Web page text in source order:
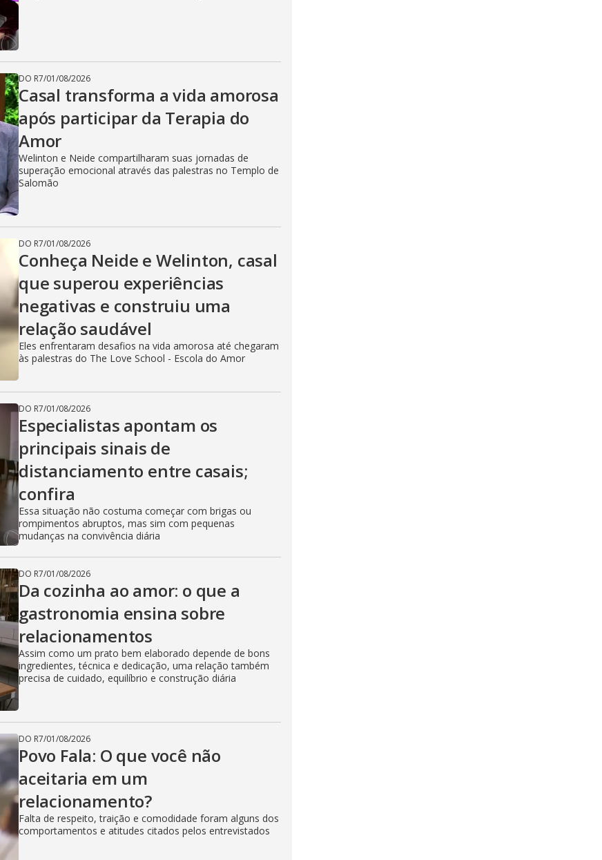
DO R7/01/08/2026
Casal transforma a vida amorosa
após participar da Terapia do
Amor
Welinton e Neide compartilharam suas jornadas de
superação emocional através das palestras no Templo de
Salomão
DO R7/01/08/2026
Conheça Neide e Welinton, casal
que superou experiências
negativas e construiu uma
relação saudável
Eles enfrentaram desafios na vida amorosa até chegaram
às palestras do The Love School - Escola do Amor
DO R7/01/08/2026
Especialistas apontam os
principais sinais de
distanciamento entre casais;
confira
Essa situação não costuma começar com brigas ou
rompimentos abruptos, mas sim com pequenas
mudanças na convivência diária
DO R7/01/08/2026
Da cozinha ao amor: o que a
gastronomia ensina sobre
relacionamentos
Assim como um prato bem elaborado depende de bons
ingredientes, técnica e dedicação, uma relação também
precisa de cuidado, equilíbrio e construção diária
DO R7/01/08/2026
Povo Fala: O que você não
aceitaria em um
relacionamento?
Falta de respeito, traição e comodidade foram alguns dos
comportamentos e atitudes citados pelos entrevistados